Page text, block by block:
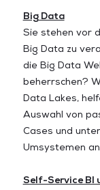
Big Data
Sie stehen vor
Big Data zu
die Big Data
beherrschen?
Data Lakes,
Auswahl von
Cases und
Umsystemen
Self-Service BI